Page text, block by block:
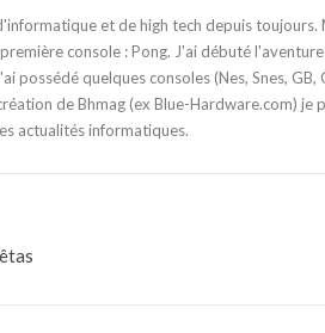
et de high tech depuis
console : Pong. J'ai débuté
possédé quelques consoles (Nes, Snes, GB,
de Bhmag (ex Blue-Hardware.com) je
actualités informatiques.